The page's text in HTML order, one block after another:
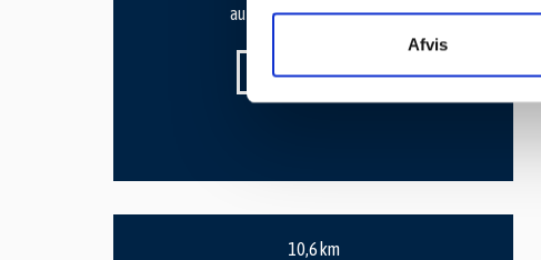
Afvis
autodieselværkstedet.dk
SE VORES PROFIL
10,6 km